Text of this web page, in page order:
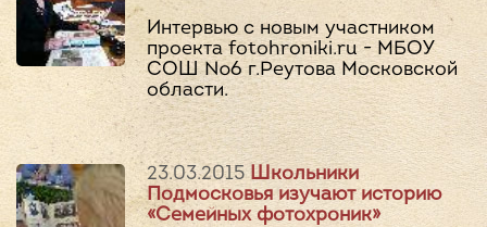
Интервью с новым участником
проекта fotohroniki.ru - МБОУ
СОШ №6 г.Реутова Московской
области.
23.03.2015 Школьники
Подмосковья изучают историю
«Семейных фотохроник»